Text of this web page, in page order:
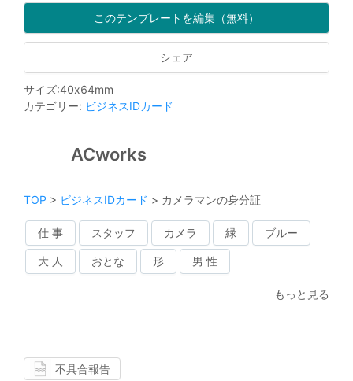
このテンプレートを編集（無料）
シェア
サイズ:40x64mm
カテゴリー: ビジネスIDカード
ACworks
TOP > ビジネスIDカード > カメラマンの身分証
仕 事 スタッフ カメラ 緑 ブルー
大 人 おとな 形 男 性
もっと見る
不具合報告